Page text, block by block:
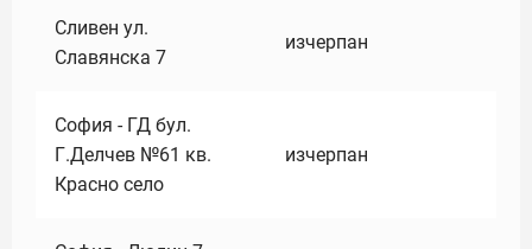
Сливен ул.
Славянска 7
изчерпан
София - ГД бул.
Г.Делчев №61 кв.
Красно село
изчерпан